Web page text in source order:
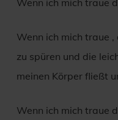
Wenn ich mich traue
Wenn ich mich traue
zu spüren und die
meinen Körper fließt
Wenn ich mich traue